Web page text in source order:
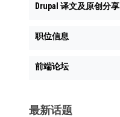
Drupal 译文及原创分享
职位信息
前端论坛
最新话题